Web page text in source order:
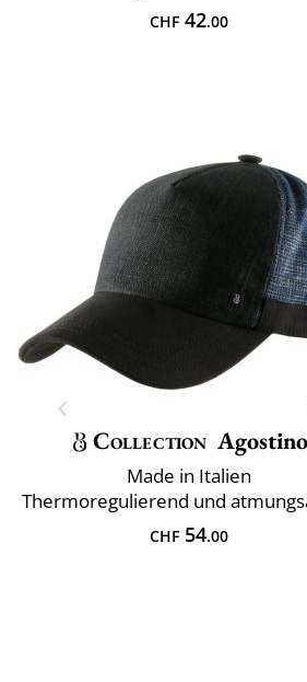
CHF42.00
Collection Agostino
Made in Italien
Thermoregulierend und
CHF54.00